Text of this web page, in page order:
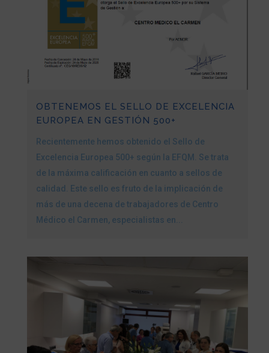
OBTENEMOS EL SELLO DE EXCELENCIA
EUROPEA EN GESTIÓN 500+
Recientemente hemos obtenido el Sello de
Excelencia Europea 500+ según la EFQM. Se trata
de la máxima calificación en cuanto a sellos de
calidad. Este sello es fruto de la implicación de
más de una decena de trabajadores de Centro
Médico el Carmen, especialistas en...